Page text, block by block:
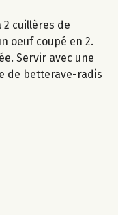
2 cuillères de
oeuf coupé en 2.
Servir avec une
de betterave-radis